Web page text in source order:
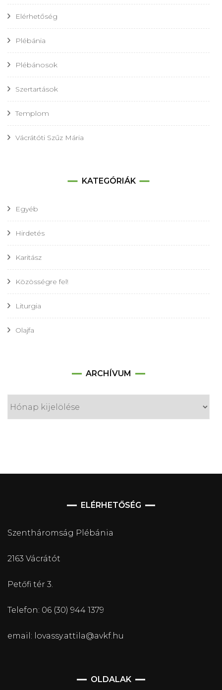
Elérhetőség
Plébánia
Plébánosok
Szertartások
Templom
Vácrátóti Szűz Mária
KATEGÓRIÁK
Egyéb
Hirdetés
Karitász
Közösségre fel!
Liturgia
Olajfa
ARCHÍVUM
Archívum
ELÉRHETŐSÉG
Szentháromság Plébánia
2163 Vácrátót
Petőfi tér 3.
Telefon: 06 (30) 944 1379
email: lovassy.attila@avkf.hu
OLDALAK